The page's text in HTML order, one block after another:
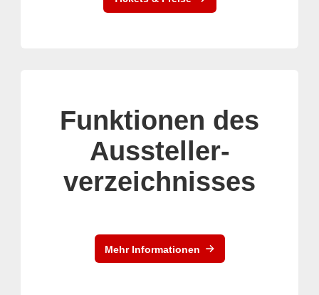
Funktionen des
Aussteller-
verzeichnisses
Mehr Informationen